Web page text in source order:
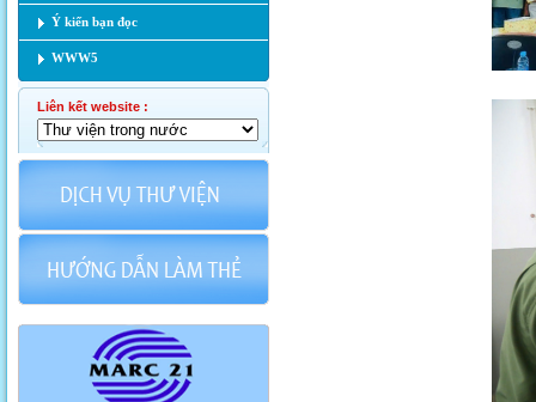
Ý kiến bạn đọc
WWW5
Liên kết website :